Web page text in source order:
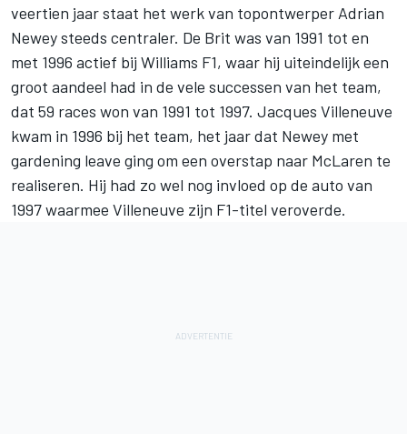
veertien jaar staat het werk van topontwerper Adrian
Newey steeds centraler. De Brit was van 1991 tot en
met 1996 actief bij Williams F1, waar hij uiteindelijk een
groot aandeel had in de vele successen van het team,
dat 59 races won van 1991 tot 1997. Jacques Villeneuve
kwam in 1996 bij het team, het jaar dat Newey met
gardening leave ging om een overstap naar McLaren te
realiseren. Hij had zo wel nog invloed op de auto van
1997 waarmee Villeneuve zijn F1-titel veroverde.